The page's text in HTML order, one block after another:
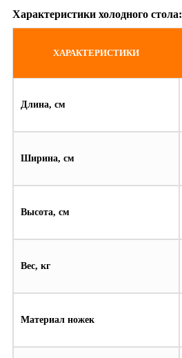
Характеристики холодного стола:
ХАРАКТЕРИСТИКИ
Длина, см
Ширина, см
Высота, см
Вес, кг
Материал ножек